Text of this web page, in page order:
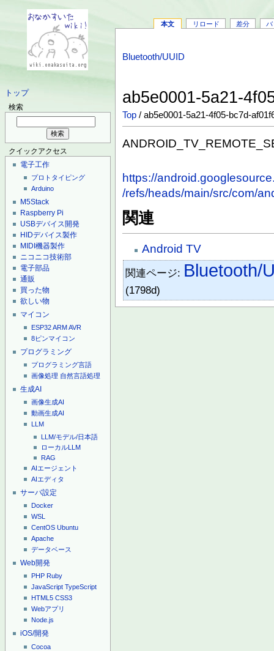
トップ
検索
クイックアクセス
電子工作
プロトタイピング
Arduino
M5Stack
Raspberry Pi
USBデバイス開発
HIDデバイス製作
MIDI機器製作
ニコニコ技術部
電子部品
通販
買った物
欲しい物
マイコン
ESP32ARMAVR
8ピンマイコン
プログラミング
プログラミング言語
画像処理 自然言語処理
生成AI
画像生成AI
動画生成AI
LLM
LLM/モデル/日本語
ローカルLLM
RAG
AIエージェント
AIエディタ
サーバ設定
Docker
WSL
CentOS Ubuntu
Apache
データベース
Web開発
PHP Ruby
JavaScript TypeScript
HTML5 CSS3
Webアプリ
Node.js
iOS/開発
Cocoa
本文 リロード 差分 バ
Bluetooth/UUID
ab5e0001-5a21-
Top / ab5e0001-5a21-4f05-bc7d-
https://
/refs/heads/main/src/com/
関連
Android TV
関連ページ: Bluetooth/
(1798d)